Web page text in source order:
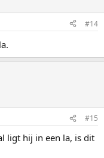
#14
#15
ligt hij in een la, is dit